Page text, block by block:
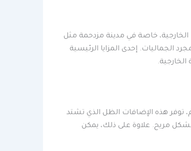
خاصة في مدينة مزدحمة مثل
الجماليات. إحدى المزايا الرئيسية
توفر هذه الإضافات الظل الذي تشتد
بشكل مريح. علاوة على ذلك، يمكن